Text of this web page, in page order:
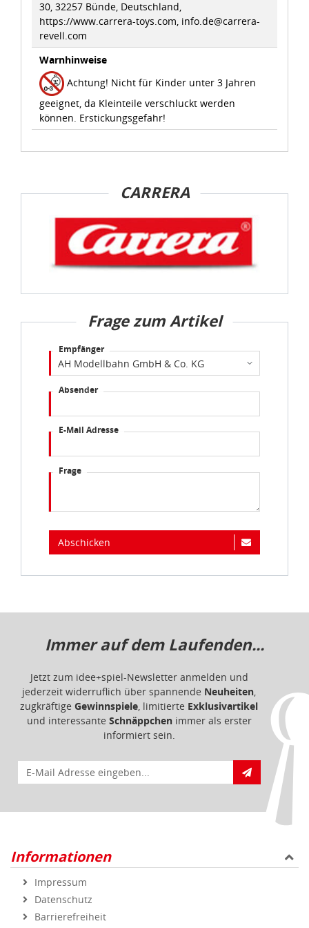
Sie können die Cookie-Einwilligung jederzeit links unten
auf Ihrem Bildschirm anpassen und damit widerrufen.
idee+spiel Betriebs-GmbH
DatenschutzbestimmungenundImpressum
30, 32257 Bünde, Deutschland,
https://www.carrera-toys.com, info.de@carrera-
revell.com
Warnhinweise
Achtung! Nicht für Kinder unter 3 Jahren
geeignet, da Kleinteile verschluckt werden
können. Erstickungsgefahr!
CARRERA
Frage zum Artikel
Empfänger
Absender
E-Mail Adresse
Frage
Abschicken
Immer auf dem Laufenden...
Jetzt zum idee+spiel-Newsletter anmelden und
jederzeit widerruflich über spannende Neuheiten,
zugkräftige Gewinnspiele, limitierte Exklusivartikel
und interessante Schnäppchenimmer als erster
informiert sein.
E-Mail für Newsletteranmeldung
Informationen
Impressum
Datenschutz
Barrierefreiheit